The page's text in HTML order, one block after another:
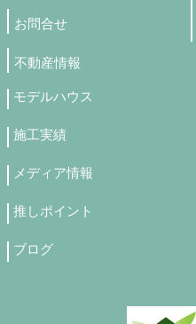
お問合せ
不動産情報
モデルハウス
施工実績
メディア情報
推しポイント
ブログ